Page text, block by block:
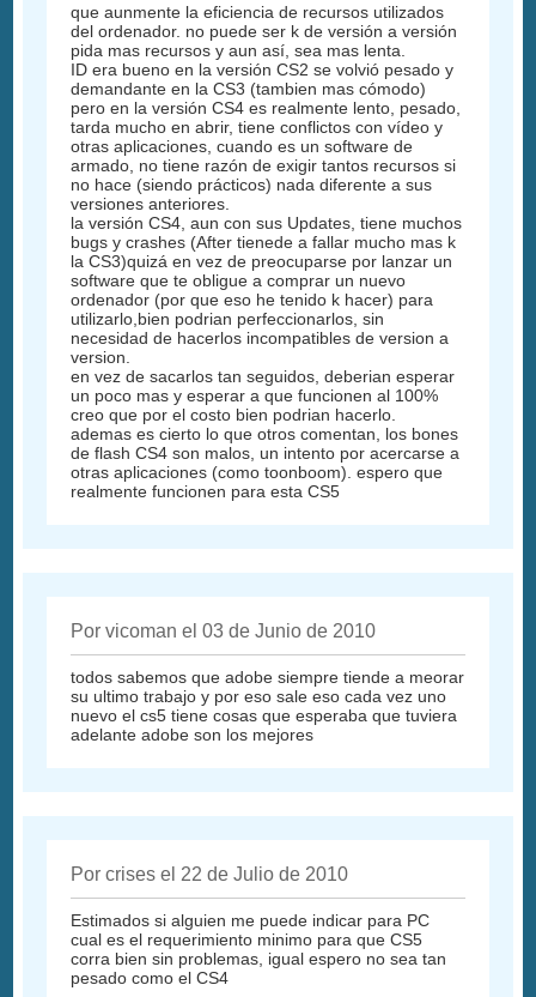
que aunmente la eficiencia de recursos utilizados
del ordenador. no puede ser k de versión a versión
pida mas recursos y aun así, sea mas lenta.
ID era bueno en la versión CS2 se volvió pesado y
demandante en la CS3 (tambien mas cómodo)
pero en la versión CS4 es realmente lento, pesado,
tarda mucho en abrir, tiene conflictos con vídeo y
otras aplicaciones, cuando es un software de
armado, no tiene razón de exigir tantos recursos si
no hace (siendo prácticos) nada diferente a sus
versiones anteriores.
la versión CS4, aun con sus Updates, tiene muchos
bugs y crashes (After tienede a fallar mucho mas k
la CS3)quizá en vez de preocuparse por lanzar un
software que te obligue a comprar un nuevo
ordenador (por que eso he tenido k hacer) para
utilizarlo,bien podrian perfeccionarlos, sin
necesidad de hacerlos incompatibles de version a
version.
en vez de sacarlos tan seguidos, deberian esperar
un poco mas y esperar a que funcionen al 100%
creo que por el costo bien podrian hacerlo.
ademas es cierto lo que otros comentan, los bones
de flash CS4 son malos, un intento por acercarse a
otras aplicaciones (como toonboom). espero que
realmente funcionen para esta CS5
Por vicoman el 03 de Junio de 2010
todos sabemos que adobe siempre tiende a meorar
su ultimo trabajo y por eso sale eso cada vez uno
nuevo el cs5 tiene cosas que esperaba que tuviera
adelante adobe son los mejores
Por crises el 22 de Julio de 2010
Estimados si alguien me puede indicar para PC
cual es el requerimiento minimo para que CS5
corra bien sin problemas, igual espero no sea tan
pesado como el CS4